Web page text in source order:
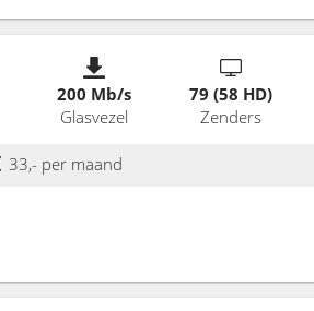
200 Mb/s
Glasvezel
79 (58 HD)
Zenders
33,- per maand